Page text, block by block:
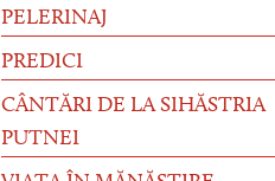
PELERINAJ
PREDICI
CÂNTĂRI DE LA SIHĂSTRIA
PUTNEI